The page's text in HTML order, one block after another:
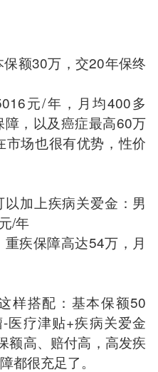
额30万，交20年保终
元/年，月均400多
，以及癌症最高60万
场也很有优势，性价
加上疾病关爱金：男
/年
疾保障高达54万，月
样搭配：基本保额50
医疗津贴+疾病关爱金
额高、赔付高，高发疾
都很充足了。